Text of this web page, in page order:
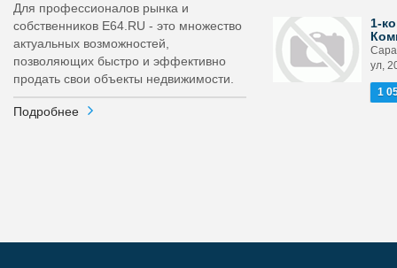
Для профессионалов рынка и
собственников E64.RU - это множество
актуальных возможностей,
позволяющих быстро и эффективно
продать свои объекты недвижимости.
Подробнее
1-
ул,
1